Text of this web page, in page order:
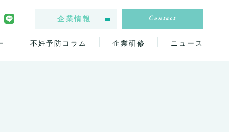
企業情報 Contact
不妊予防コラム 企業研修 ニュース